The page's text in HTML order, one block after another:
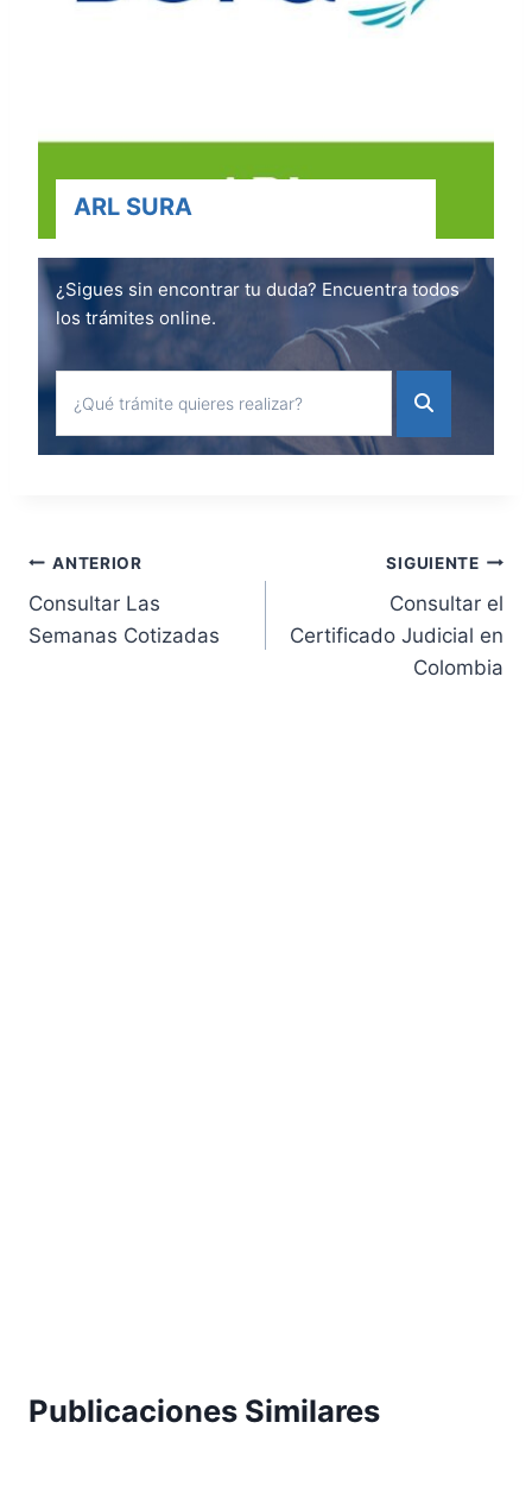
ARL SURA
¿Sigues sin encontrar tu duda? Encuentra todos
los trámites online.
Navegación
de
ANTERIOR
Consultar Las
Semanas Cotizadas
SIGUIENTE
Consultar el
Certificado Judicial en
Colombia
Publicaciones Similares